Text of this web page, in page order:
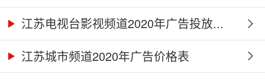
江苏电视台影视频道2020年广告投放...
江苏城市频道2020年广告价格表